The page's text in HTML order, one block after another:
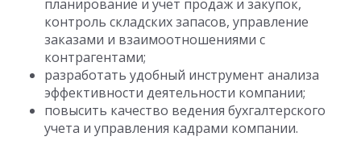
планирование и учет продаж и закупок,
контроль складских запасов, управление
заказами и взаимоотношениями с
контрагентами;
разработать удобный инструмент анализа
эффективности деятельности компании;
повысить качество ведения бухгалтерского
учета и управления кадрами компании.